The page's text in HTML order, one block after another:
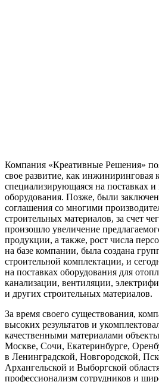
Компания «Креативные Решения»
свое развитие, как инжиниринговая
специализирующаяся на поставках
оборудования. Позже, были
соглашения со многими
строительных материалов, за счет
произошло увеличение
продукции, а также, рост числа
на базе компании, была создана
строительной комплектации, и
на поставках оборудования для
канализации, вентиляции,
и других строительных материалов.
За время своего существования,
высоких результатов и
качественными материалами
Москве, Сочи, Екатеринбурге,
в Ленинградской, Новгородской,
Архангельской и Выборгской
профессионализм сотрудников и